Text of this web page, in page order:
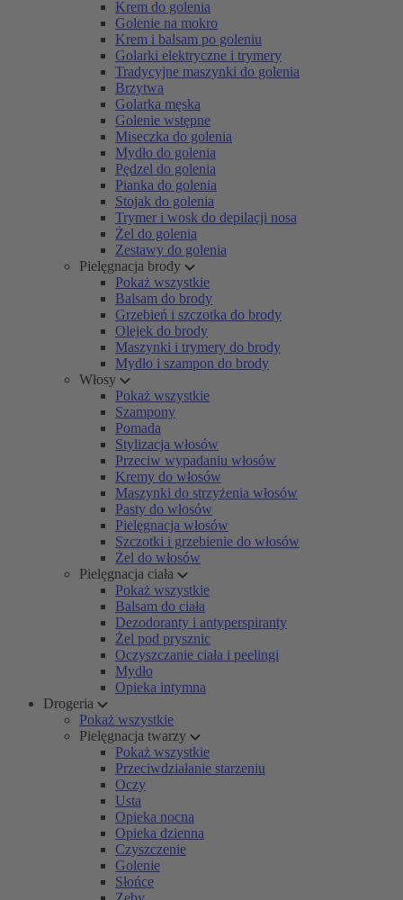
Krem do golenia
Golenie na mokro
Krem i balsam po goleniu
Golarki elektryczne i trymery
Tradycyjne maszynki do golenia
Brzytwa
Golarka męska
Golenie wstępne
Miseczka do golenia
Mydło do golenia
Pędzel do golenia
Pianka do golenia
Stojak do golenia
Trymer i wosk do depilacji nosa
Żel do golenia
Zestawy do golenia
Pielęgnacja brody
Pokaż wszystkie
Balsam do brody
Grzebień i szczotka do brody
Olejek do brody
Maszynki i trymery do brody
Mydło i szampon do brody
Włosy
Pokaż wszystkie
Szampony
Pomada
Stylizacja włosów
Przeciw wypadaniu włosów
Kremy do włosów
Maszynki do strzyżenia włosów
Pasty do włosów
Pielęgnacja włosów
Szczotki i grzebienie do włosów
Żel do włosów
Pielęgnacja ciała
Pokaż wszystkie
Balsam do ciała
Dezodoranty i antyperspiranty
Żel pod prysznic
Oczyszczanie ciała i peelingi
Mydło
Opieka intymna
Drogeria
Pokaż wszystkie
Pielęgnacja twarzy
Pokaż wszystkie
Przeciwdziałanie starzeniu
Oczy
Usta
Opieka nocna
Opieka dzienna
Czyszczenie
Golenie
Słońce